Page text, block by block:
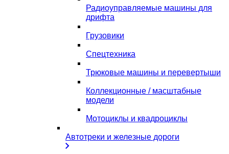
Радиоуправляемые машины для
дрифта
Грузовики
Спецтехника
Трюковые машины и перевертыши
Коллекционные / масштабные
модели
Мотоциклы и квадроциклы
Автотреки и железные дороги